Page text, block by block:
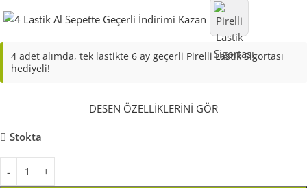
4 adet alımda, tek lastikte 6 ay geçerli Pirelli Lastik Sigortası
hediyeli!
DESEN ÖZELLİKLERİNİ GÖR
Stokta